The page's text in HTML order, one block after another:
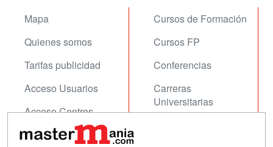
Mapa
Quienes somos
Tarifas publicidad
Acceso Usuarios
Acceso Centros
Cursos de Formación
Cursos FP
Conferencias
Carreras
Universitarias